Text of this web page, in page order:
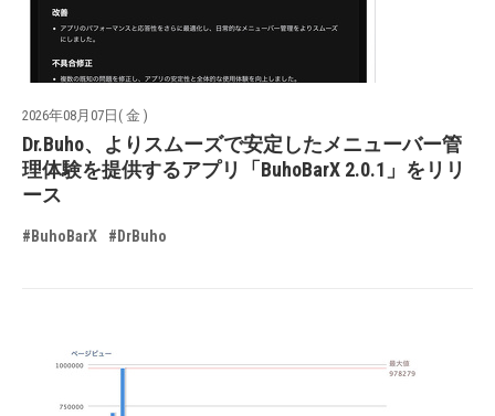
2026年08月07日( 金 )
Dr.Buho、よりスムーズで安定したメニューバー管
理体験を提供するアプリ「BuhoBarX 2.0.1」をリリ
ース
#BuhoBarX #DrBuho